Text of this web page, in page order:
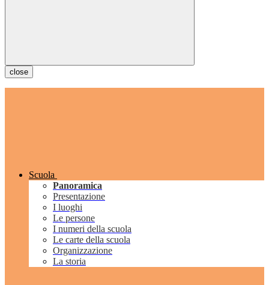
close
Scuola
Panoramica
Presentazione
I luoghi
Le persone
I numeri della scuola
Le carte della scuola
Organizzazione
La storia